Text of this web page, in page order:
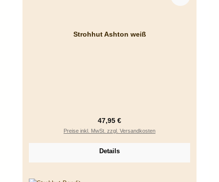
Strohhut Ashton weiß
Regulärer Preis:
47,95 €
Preise inkl. MwSt. zzgl. Versandkosten
Details